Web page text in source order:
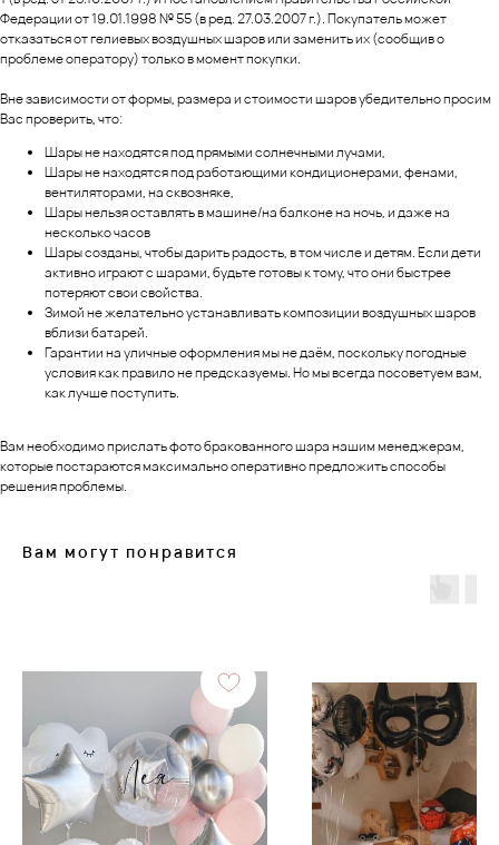
Федерации от 19.01.1998 № 55 (в ред. 27.03.2007 г.). Покупатель может
отказаться от гелиевых воздушных шаров или заменить их (сообщив о
проблеме оператору) только в момент покупки.
Вне зависимости от формы, размера и стоимости шаров убедительно просим
Вас проверить, что:
Шары не находятся под прямыми солнечными лучами,
Шары не находятся под работающими кондиционерами, фенами,
вентиляторами, на сквозняке,
Шары нельзя оставлять в машине/на балконе на ночь, и даже на
несколько часов
Шары созданы, чтобы дарить радость, в том числе и детям. Если дети
активно играют с шарами, будьте готовы к тому, что они быстрее
потеряют свои свойства.
Зимой не желательно устанавливать композиции воздушных шаров
вблизи батарей.
Гарантии на уличные оформления мы не даём, поскольку погодные
условия как правило не предсказуемы. Но мы всегда посоветуем вам,
как лучше поступить.
Вам необходимо прислать фото бракованного шара нашим менеджерам,
которые постараются максимально оперативно предложить способы
решения проблемы.
Вам могут понравится